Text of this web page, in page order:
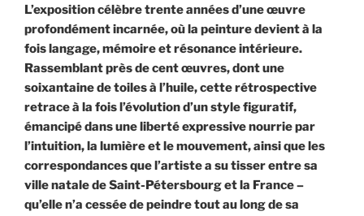
L’exposition célèbre trente années d’une œuvre
profondément incarnée, où la peinture devient à la
fois langage, mémoire et résonance intérieure.
Rassemblant près de cent œuvres, dont une
soixantaine de toiles à l’huile, cette rétrospective
retrace à la fois l’évolution d’un style figuratif,
émancipé dans une liberté expressive nourrie par
l’intuition, la lumière et le mouvement, ainsi que les
correspondances que l’artiste a su tisser entre sa
ville natale de Saint-Pétersbourg et la France –
qu’elle n’a cessée de peindre tout au long de sa